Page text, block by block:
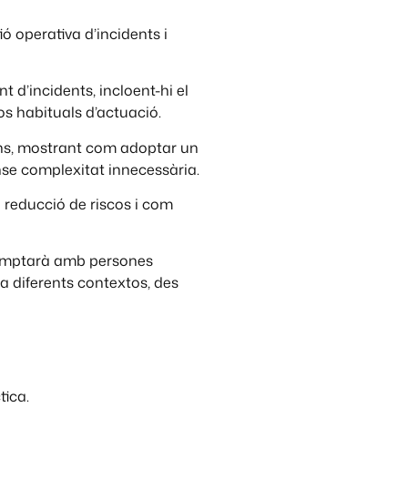
operativa d’incidents i
d’incidents, incloent-hi el
habituals d’actuació.
mostrant com adoptar un
complexitat innecessària.
reducció de riscos i com
amb persones
diferents contextos, des